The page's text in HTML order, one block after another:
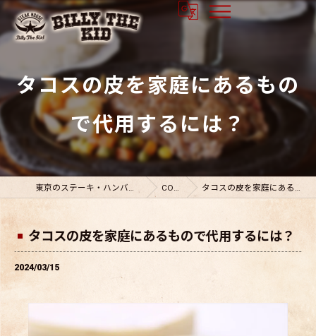
タコスの皮を家庭にあるもの
で代用するには？
東京のステーキ・ハンバーグならビリーザキット COLUMN タコスの皮を家庭にあるもので代用するには？
タコスの皮を家庭にあるもので代用するには？
2024/03/15